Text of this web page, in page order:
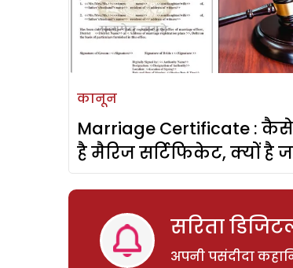
कानून
Marriage Certificate :
है मैरिज सर्टिफिकेट, क्यों है
सरिता
अपनी पसंदीदा